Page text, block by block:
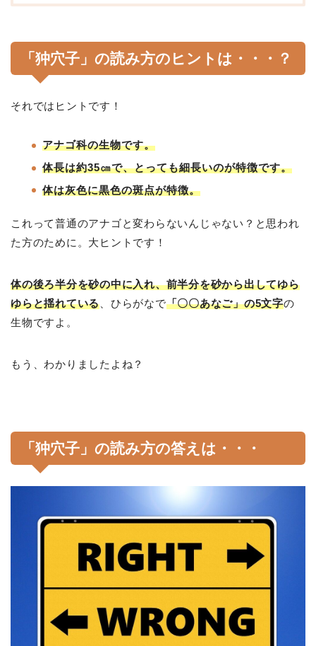
「狆穴子」の読み方のヒントは・・・？
それではヒントです！
アナゴ科の生物です。
体長は約35㎝で、とっても細長いのが特徴です。
体は灰色に黒色の斑点が特徴。
これって普通のアナゴと変わらないんじゃない？と思われ
た方のために。大ヒントです！
体の後ろ半分を砂の中に入れ、前半分を砂から出してゆら
ゆらと揺れている、ひらがなで「〇〇あなご」の5文字の
生物ですよ。
もう、わかりましたよね？
「狆穴子」の読み方の答えは・・・